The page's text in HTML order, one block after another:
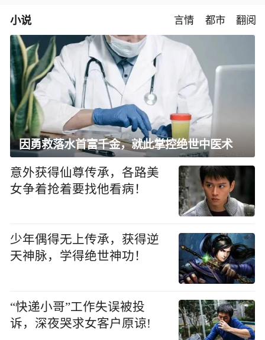
小说 言情 都市 翻阅
因勇救落水首富千金，就此掌控绝世中医术
意外获得仙尊传承，各路美
女争着抢着要找他看病！
少年偶得无上传承，获得逆
天神脉，学得绝世神功！
“快递小哥”工作失误被投
诉，深夜哭求女客户原谅!